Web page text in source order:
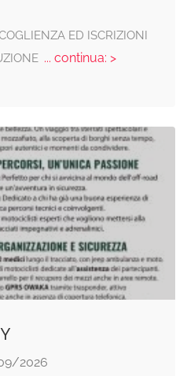
ED ISCRIZIONI
... continua: >
2026